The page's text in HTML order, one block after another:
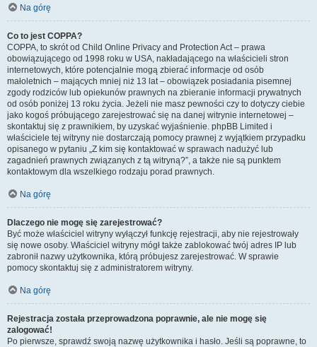
Na górę
Co to jest COPPA?
COPPA, to skrót od Child Online Privacy and Protection Act – prawa
obowiązującego od 1998 roku w USA, nakładającego na właścicieli stron
internetowych, które potencjalnie mogą zbierać informacje od osób
małoletnich – mających mniej niż 13 lat – obowiązek posiadania pisemnej
zgody rodziców lub opiekunów prawnych na zbieranie informacji prywatnych
od osób poniżej 13 roku życia. Jeżeli nie masz pewności czy to dotyczy ciebie
jako kogoś próbującego zarejestrować się na danej witrynie internetowej –
skontaktuj się z prawnikiem, by uzyskać wyjaśnienie. phpBB Limited i
właściciele tej witryny nie dostarczają pomocy prawnej z wyjątkiem przypadku
opisanego w pytaniu „Z kim się kontaktować w sprawach nadużyć lub
zagadnień prawnych związanych z tą witryną?”, a także nie są punktem
kontaktowym dla wszelkiego rodzaju porad prawnych.
Na górę
Dlaczego nie mogę się zarejestrować?
Być może właściciel witryny wyłączył funkcję rejestracji, aby nie rejestrowały
się nowe osoby. Właściciel witryny mógł także zablokować twój adres IP lub
zabronił nazwy użytkownika, którą próbujesz zarejestrować. W sprawie
pomocy skontaktuj się z administratorem witryny.
Na górę
Rejestracja została przeprowadzona poprawnie, ale nie mogę się
zalogować!
Po pierwsze, sprawdź swoją nazwę użytkownika i hasło. Jeśli są poprawne, to